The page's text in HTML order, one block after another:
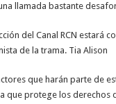
llamada bastante
del Canal RCN estará
de la trama. Tia Alison
que harán parte de
que protege los derechos